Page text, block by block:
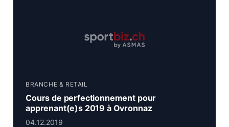
BRANCHE & RETAIL
Cours de perfectionnement pour
apprenant(e)s 2019 à Ovronnaz
04.12.2019